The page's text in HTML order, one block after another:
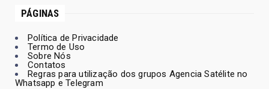
PÁGINAS
Política de Privacidade
Termo de Uso
Sobre Nós
Contatos
Regras para utilização dos grupos Agencia Satélite no
Whatsapp e Telegram